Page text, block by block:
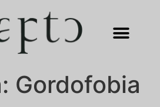
Gordofobia